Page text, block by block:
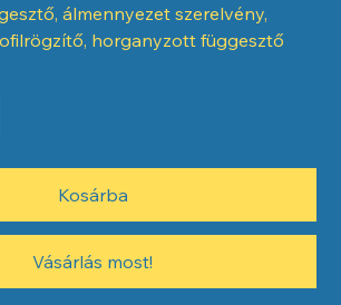
álmennyezet szerelvény,
horganyzott függesztő
Kosárba
Vásárlás most!